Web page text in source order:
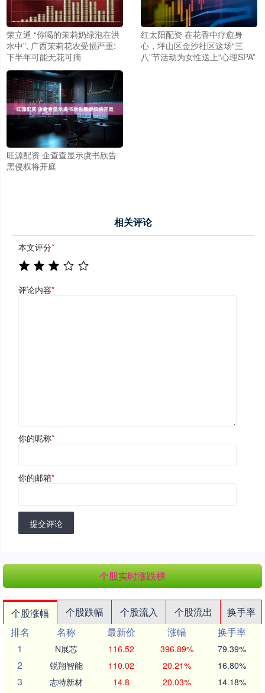
荣立通 “你喝的茉莉奶绿泡在洪
水中”, 广西茉莉花农受损严重:
下半年可能无花可摘
红太阳配资 在花香中疗愈身
心，坪山区金沙社区这场“三
八”节活动为女性送上“心理SPA”
旺源配资 企查查显示虞书欣告
黑侵权将开庭
相关评论
本文评分*
评论内容*
你的昵称*
你的邮箱*
提交评论
个股实时涨跌榜
个股涨幅 个股跌幅 个股流入 个股流出
换手率
排名
名称 最新价 涨幅
换手率
1
N展芯 116.52 396.89% 79.39%
2 锐翔智能 110.02 20.21% 16.80%
3 志特新材 14.8 20.03% 14.18%